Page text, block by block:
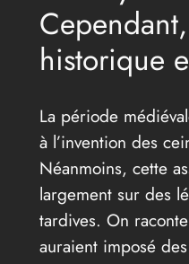
historique
La période
à l’invention des
Néanmoins, cette
largement sur des
tardives. On
auraient imposé